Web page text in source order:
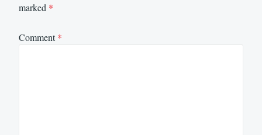
marked *
Comment*